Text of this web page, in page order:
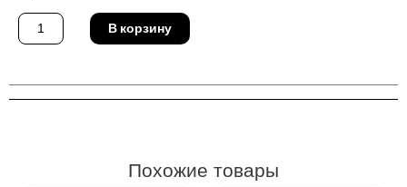
Количество
товара
Набор
QZ
В корзину
Похожие товары